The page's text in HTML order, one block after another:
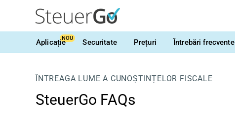
AplicațieNOU Securitate Prețuri Întrebări frecvente
ÎNTREAGA LUME A CUNOȘTINȚELOR FISCALE
SteuerGo FAQs